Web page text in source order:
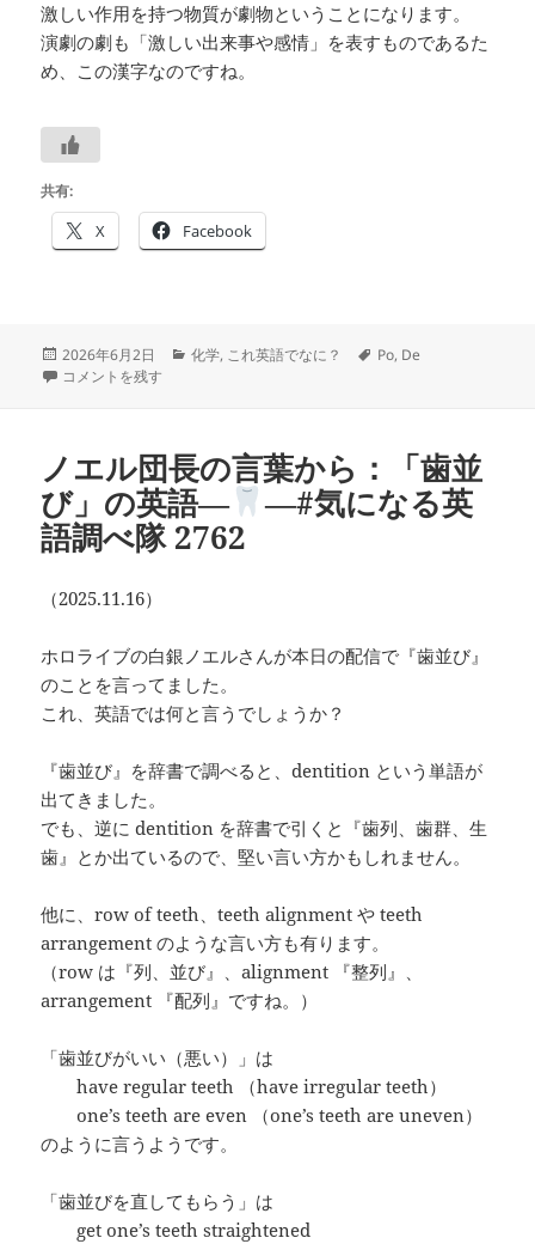
激しい作用を持つ物質が劇物ということになります。
演劇の劇も「激しい出来事や感情」を表すものであるた
め、この漢字なのですね。
共有:
X Facebook
投
稿
2026年6月2日
カ
化学, これ英語でなに？
タ
Po, De
「毒劇物」の英語は？―
コメントを残す
ノエル団長の言葉から：「歯並
び」の英語―
―#気になる英
語調べ隊 2762
（2025.11.16）
ホロライブの白銀ノエルさんが本日の配信で『歯並び』
のことを言ってました。
これ、英語では何と言うでしょうか？
『歯並び』を辞書で調べると、dentition という単語が
出てきました。
でも、逆に dentition を辞書で引くと『歯列、歯群、生
歯』とか出ているので、堅い言い方かもしれません。
他に、row of teeth、teeth alignment や teeth
arrangement のような言い方も有ります。
（row は『列、並び』、alignment 『整列』、
arrangement 『配列』ですね。）
「歯並びがいい（悪い）」は
have regular teeth （have irregular teeth）
one’s teeth are even （one’s teeth are uneven）
のように言うようです。
「歯並びを直してもらう」は
get one’s teeth straightened